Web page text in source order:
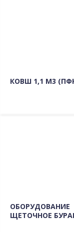
КОВШ 1,1 М3
ОБОРУДОВАНИЕ
ЩЕТОЧНОЕ